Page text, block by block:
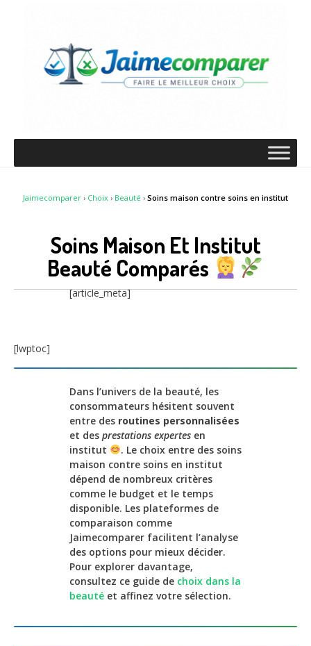
Jaimecomparer › Choix › Beauté › Soins maison contre soins en institut
Soins Maison Et Institut
Beauté Comparés
[article_meta]
[lwptoc]
Dans l’univers de la beauté, les
consommateurs hésitent souvent
entre des routines personnalisées
et des prestations expertes en
institut
. Le choix entre des soins
maison contre soins en institut
dépend de nombreux critères
comme le budget et le temps
disponible. Les plateformes de
comparaison comme
Jaimecomparer facilitent l’analyse
des options pour mieux décider.
Pour explorer davantage,
consultez ce guide de choix dans la
beauté et affinez votre sélection.